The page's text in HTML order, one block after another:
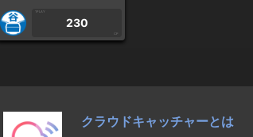
1PLAY
230
CP
クラウドキャッチャーとは